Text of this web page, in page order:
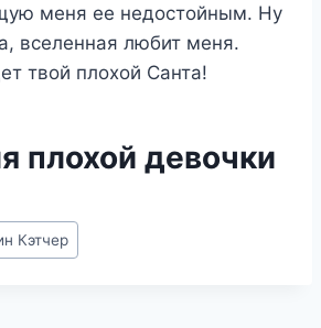
меня ее недостойным. Ну
вселенная любит меня.
твой плохой Санта!
плохой девочки
Кэтчер